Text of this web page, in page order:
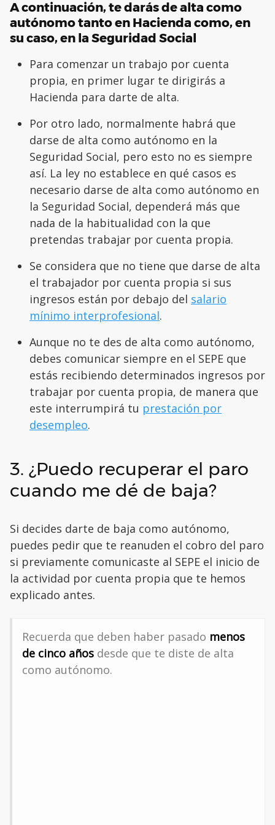
A continuación, te darás de alta como
autónomo tanto en Hacienda como, en
su caso, en la Seguridad Social
Para comenzar un trabajo por cuenta
propia, en primer lugar te dirigirás a
Hacienda para darte de alta.
Por otro lado, normalmente habrá que
darse de alta como autónomo en la
Seguridad Social, pero esto no es siempre
así. La ley no establece en qué casos es
necesario darse de alta como autónomo en
la Seguridad Social, dependerá más que
nada de la habitualidad con la que
pretendas trabajar por cuenta propia.
Se considera que no tiene que darse de alta
el trabajador por cuenta propia si sus
ingresos están por debajo del salario
mínimo interprofesional.
Aunque no te des de alta como autónomo,
debes comunicar siempre en el SEPE que
estás recibiendo determinados ingresos por
trabajar por cuenta propia, de manera que
este interrumpirá tu prestación por
desempleo.
3. ¿Puedo recuperar el paro
cuando me dé de baja?
Si decides darte de baja como autónomo,
puedes pedir que te reanuden el cobro del paro
si previamente comunicaste al SEPE el inicio de
la actividad por cuenta propia que te hemos
explicado antes.
Recuerda que deben haber pasado menos
de cinco años desde que te diste de alta
como autónomo.